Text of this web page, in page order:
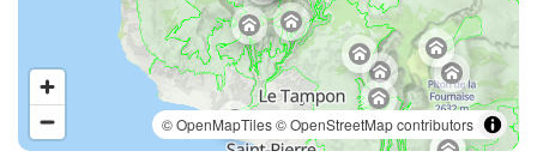
© OpenMapTiles© OpenStreetMap contributors